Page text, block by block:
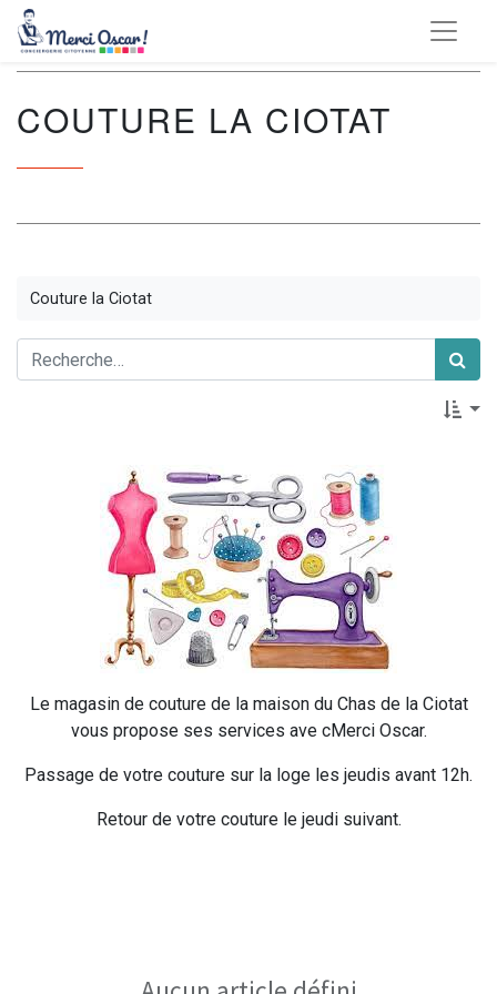
COUTURE LA CIOTAT
Couture la Ciotat
Le magasin de couture de la maison du Chas de la Ciotat
vous propose ses services ave cMerci Oscar.
Passage de votre couture sur la loge les jeudis avant 12h.
Retour de votre couture le jeudi suivant.